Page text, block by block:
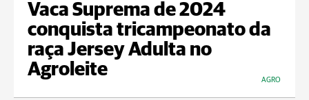
Vaca Suprema de 2024
conquista tricampeonato da
raça Jersey Adulta no
Agroleite
AGRO